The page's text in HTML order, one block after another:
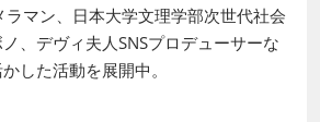
ラマン、日本大学文理学部次世代社会
、デヴィ夫人SNSプロデューサーな
した活動を展開中。